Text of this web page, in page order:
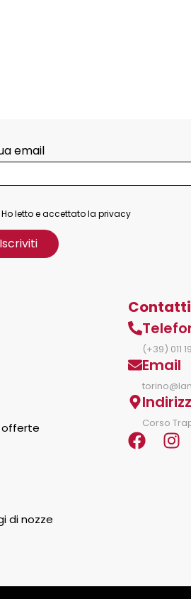
offerte
di nozze
Contatti
(+39) 011
Email
Corso
email
Ho letto e accettato la privacy